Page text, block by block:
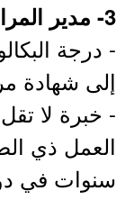
3- مدير المراجعة الإدارية:
- درجة
إلى شهادة
سنوات في